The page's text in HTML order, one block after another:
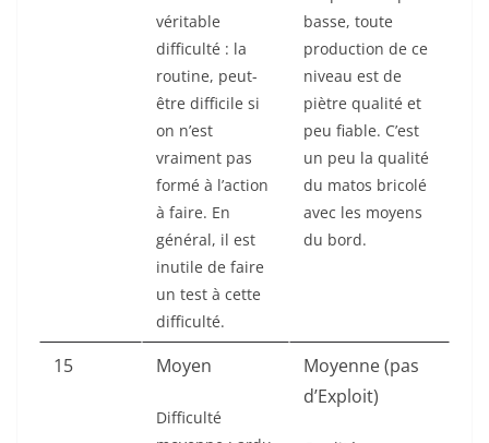
véritable
difficulté : la
routine, peut-
être difficile si
on n’est
vraiment pas
formé à l’action
à faire. En
général, il est
inutile de faire
un test à cette
difficulté.
basse, toute
production de ce
niveau est de
piètre qualité et
peu fiable. C’est
un peu la qualité
du matos bricolé
avec les moyens
du bord.
15 Moyen
Difficulté
Moyenne (pas
d’Exploit)